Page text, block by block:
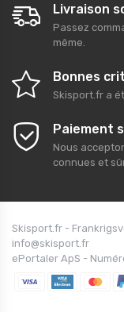
Livraison
Passez
même.
Bonnes
Skisport.fr a
Paiement
Nous
connues et
Skisport.fr -
info@skisport.fr
ePortaler ApS -